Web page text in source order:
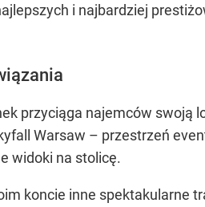
i najbardziej
przyciąga najemców swoją
Warsaw – przestrzeń
widoki na stolicę.
koncie inne spektakularne